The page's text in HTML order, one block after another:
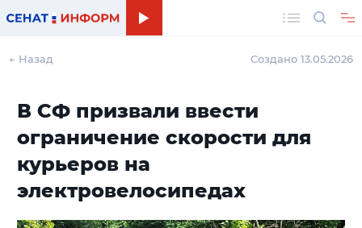
← Назад Создано 13.05.2026
В СФ призвали ввести
ограничение скорости для
курьеров на
электровелосипедах